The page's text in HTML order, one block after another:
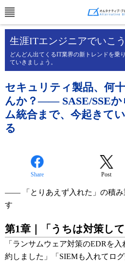
生涯ITエンジニアでいこう
どんどん出てくるIT業界の新トレンドを乗
ていきましょう。
セキュリティ製品、何
んか？―― SASE/SSE
ム統合まで、今起きて
る
Share Post
―― 「とりあえず入れた」の積み
す
第1章｜「うちは対策し
「ランサムウェア対策のEDRを
約しました」「SIEMも入れてロ